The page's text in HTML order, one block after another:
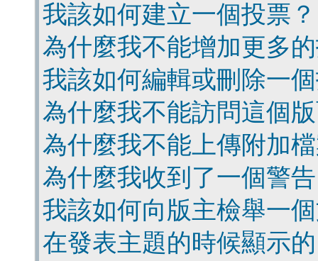
我該如何建立一個投票？
為什麼我不能增加更多
我該如何編輯或刪除一
為什麼我不能訪問這個
為什麼我不能上傳附加
為什麼我收到了一個警
我該如何向版主檢舉一
在發表主題的時候顯示